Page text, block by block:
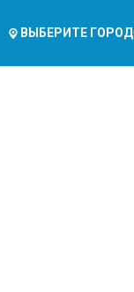
ВЫБЕРИТЕ ГОРОД